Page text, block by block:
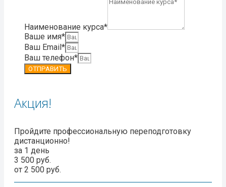
Наименование курса*
Ваше имя*
Ваш Email*
Ваш телефон*
ОТПРАВИТЬ
Акция!
Пройдите профессиональную переподготовку
дистанционно!
за 1 день
3 500 руб.
от 2 500 руб.